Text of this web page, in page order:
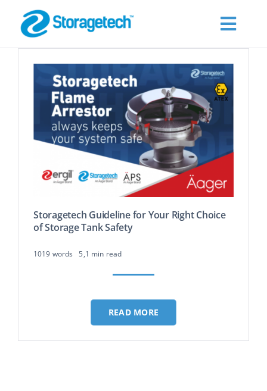
content
Products
Über Uns
Branchen
Publications
Fordern Sie ein Angebot an
Storagetech Guideline for Your Right Choice
of Storage Tank Safety
1019 words 5,1 min read
READ MORE